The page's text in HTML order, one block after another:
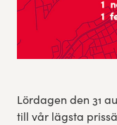
Lördagen den 31
till vår lägsta
Göteborgsvarvets